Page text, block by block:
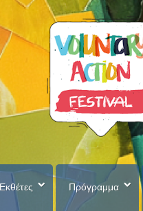
Εκθέτες Πρόγραμμα